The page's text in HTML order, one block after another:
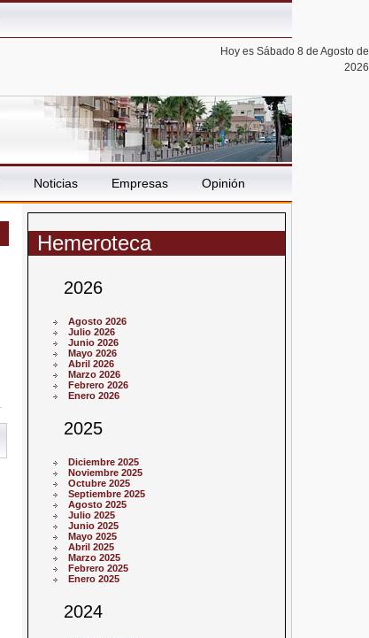
Hoy es Sábado 8 de Agosto de
2026
Noticias Empresas Opinión
Hemeroteca
2026
Agosto 2026
Julio 2026
Junio 2026
Mayo 2026
Abril 2026
Marzo 2026
Febrero 2026
Enero 2026
2025
Diciembre 2025
Noviembre 2025
Octubre 2025
Septiembre 2025
Agosto 2025
Julio 2025
Junio 2025
Mayo 2025
Abril 2025
Marzo 2025
Febrero 2025
Enero 2025
2024